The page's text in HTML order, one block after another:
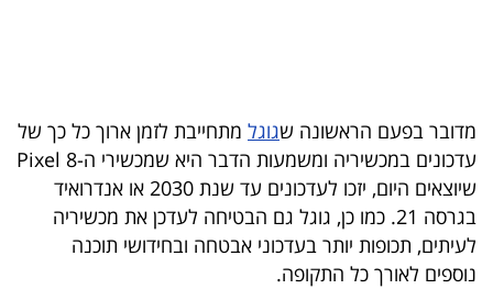
הכלכלי
פודקאסט
40
UNDER
מדובר בפעם הראשונה שגוגל מתחייבת לזמן ארוך כל כך של
עדכונים במכשיריה ומשמעות הדבר היא שמכשירי ה-Pixel 8
שיוצאים היום, יזכו לעדכונים עד שנת 2030 או אנדרואיד
בגרסה 21. כמו כן, גוגל גם הבטיחה לעדכן את מכשיריה
לעיתים, תכופות יותר בעדכוני אבטחה ובחידושי תוכנה
נוספים לאורך כל התקופה.